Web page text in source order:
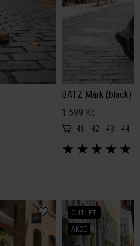
BATZ Márk (black)
1 599 Kč
41 42 43 44
★ ★ ★ ★ ★
OUTLET
AKCE